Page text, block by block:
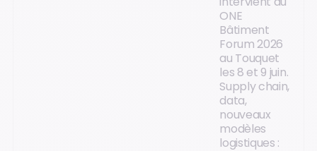
ONE
Bâtiment
Forum 2026
au Touquet
les 8 et 9 juin.
Supply chain,
data,
nouveaux
modèles
logistiques :